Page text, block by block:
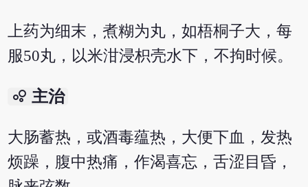
上药为细末，煮糊为丸，如梧桐子大，每
服50丸，以米泔浸枳壳水下，不拘时候。
bubble_chart 主治
大肠蓄热，或酒毒蕴热，大便下血，发热
烦躁，腹中热痛，作渴喜忘，舌涩目昏，